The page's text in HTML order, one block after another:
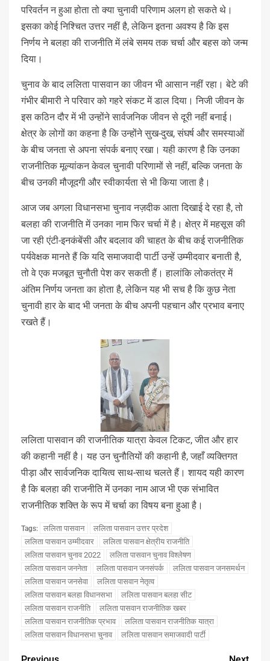
परिवर्तन न हुआ होता तो क्या चुनावी परिणाम अलग हो सकते थे।
इसका कोई निश्चित उत्तर नहीं है, लेकिन इतना अवश्य है कि इस
निर्णय ने बलहा की राजनीति में लंबे समय तक चर्चा और बहस को जन्म
दिया।
चुनाव के बाद ललिता पासवान का जीवन भी आसान नहीं रहा। बेटे की
गंभीर बीमारी ने परिवार को गहरे संकट में डाल दिया। निजी जीवन के
इस कठिन दौर में भी उन्होंने सार्वजनिक जीवन से दूरी नहीं बनाई।
क्षेत्र के लोगों का कहना है कि उन्होंने सुख-दुख, संघर्ष और समस्याओं
के बीच जनता से अपना संपर्क बनाए रखा। यही कारण है कि उनका
राजनीतिक मूल्यांकन केवल चुनावी परिणामों से नहीं, बल्कि जनता के
बीच उनकी मौजूदगी और स्वीकार्यता से भी किया जाता है।
आज जब अगला विधानसभा चुनाव नज़दीक आता दिखाई दे रहा है, तो
बलहा की राजनीति में उनका नाम फिर चर्चा में है। क्षेत्र में महसूस की
जा रही एंटी-इनकंबेंसी और बदलाव की चाहत के बीच कई राजनीतिक
पर्यवेक्षक मानते हैं कि यदि समाजवादी पार्टी उन्हें उम्मीदवार बनाती है,
तो वे एक मजबूत चुनौती पेश कर सकती हैं। हालांकि लोकतंत्र में
अंतिम निर्णय जनता का होता है, लेकिन यह भी सच है कि कुछ नेता
चुनावी हार के बाद भी जनता के बीच अपनी पहचान और प्रभाव बनाए
रखते हैं।
ललिता पासवान की राजनीतिक यात्रा केवल टिकट, जीत और हार
की कहानी नहीं है। यह उन चुनौतियों की कहानी है, जहाँ व्यक्तिगत
पीड़ा और सार्वजनिक दायित्व साथ-साथ चलते हैं। शायद यही कारण
है कि बलहा की राजनीति में उनका नाम आज भी एक संभावित
राजनीतिक शक्ति के रूप में चर्चा का विषय बना हुआ है।
Tags: ललिता पासवान
ललिता पासवान उत्तर प्रदेश
ललिता पासवान उम्मीदवार
ललिता पासवान क्षेत्रीय राजनीति
ललिता पासवान चुनाव 2022
ललिता पासवान चुनाव विश्लेषण
ललिता पासवान जननेता
ललिता पासवान जनसंपर्क
ललिता पासवान जनसमर्थन
ललिता पासवान जनसेवा
ललिता पासवान नेतृत्व
ललिता पासवान बलहा विधानसभा
ललिता पासवान बलहा सीट
ललिता पासवान राजनीति
ललिता पासवान राजनीतिक खबर
ललिता पासवान राजनीतिक प्रभाव
ललिता पासवान राजनीतिक यात्रा
ललिता पासवान विधानसभा चुनाव
ललिता पासवान समाजवादी पार्टी